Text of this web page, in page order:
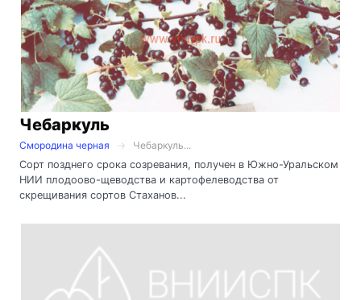
Чебаркуль
Смородина черная
Чебаркуль...
Сорт позднего срока созревания, получен в Южно-Уральском
НИИ плодоово-щеводства и картофелеводства от
скрещивания сортов Стаханов...